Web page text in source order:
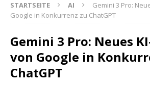
STARTSEITE AI
Gemini 3 Pro:
Google in Konkurrenz zu ChatGPT
Gemini 3 Pro: Neues
von Google in
ChatGPT